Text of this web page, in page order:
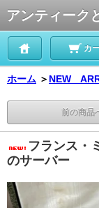
アンティーク
カ
ホーム ＞ NEW
前の商品
フランス・
のサーバー